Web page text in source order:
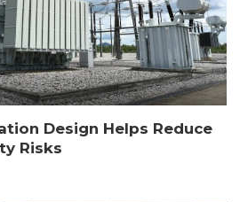
Design Helps Reduce
Risks